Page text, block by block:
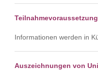
Informationen werden in
Auszeichnungen von